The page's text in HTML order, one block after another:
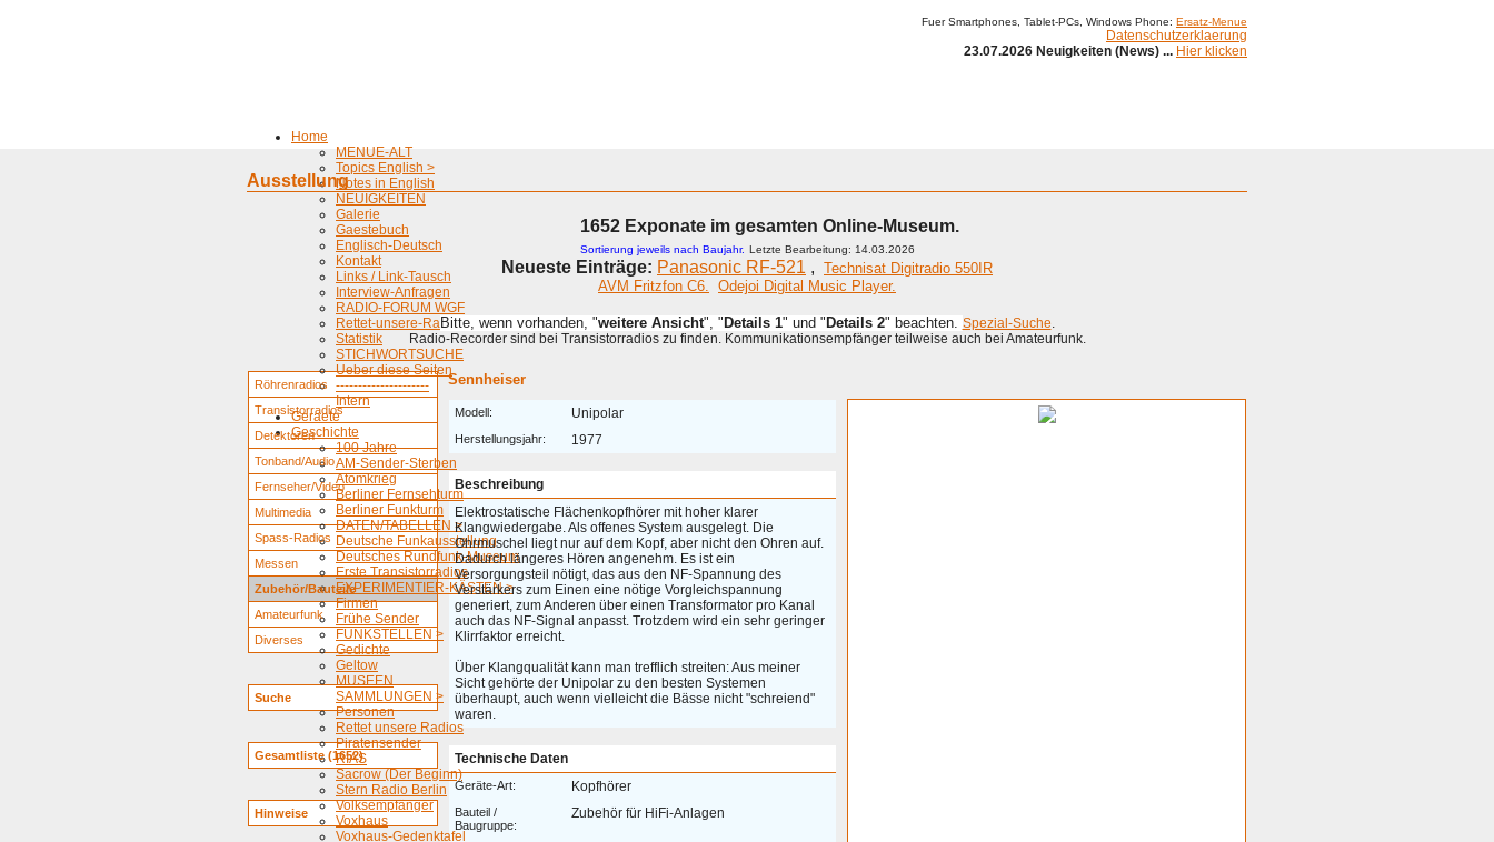
Fuer Smartphones, Tablet-PCs, Windows Phone: Ersatz-Menue
Datenschutzerklaerung
23.07.2026 Neuigkeiten (News) ... Hier klicken
Home
MENUE-ALT
Topics English >
Notes in English
NEUIGKEITEN
Galerie
Gaestebuch
Englisch-Deutsch
Kontakt
Links / Link-Tausch
Interview-Anfragen
RADIO-FORUM WGF
Rettet-unsere-Radios
Statistik
STICHWORTSUCHE
Ueber diese Seiten
---------------------
Intern
Geraete
Geschichte
100 Jahre
AM-Sender-Sterben
Atomkrieg
Berliner Fernsehturm
Berliner Funkturm
DATEN/TABELLEN >
Deutsche Funkausstellung
Deutsches Rundfunk-Museum
Erste Transistorradios
EXPERIMENTIER-KÄSTEN >
Firmen
Frühe Sender
FUNKSTELLEN >
Gedichte
Geltow
MUSEEN
SAMMLUNGEN >
Personen
Rettet unsere Radios
Piratensender
RIAS
Sacrow (Der Beginn)
Stern Radio Berlin
Volksempfänger
Voxhaus
Voxhaus-Gedenktafel
Ausstellung
1652 Exponate im gesamten Online-Museum.
Sortierung jeweils nach Baujahr. Letzte Bearbeitung: 14.03.2026
Neueste Einträge: Panasonic RF-521 , Technisat Digitradio 550IR
AVM Fritzfon C6. Odejoi Digital Music Player.
Bitte, wenn vorhanden, "weitere Ansicht", " Details 1" und " Details 2" beachten. Spezial-Suche.
Radio-Recorder sind bei Transistorradios zu finden. Kommunikationsempfänger teilweise auch bei Amateurfunk.
Röhrenradios
Transistorradios
Detektoren
Tonband/Audio
Fernseher/Video
Multimedia
Spass-Radios
Messen
Zubehör/Bauteile
Amateurfunk
Diverses
Suche
Gesamtliste (1652)
Hinweise
Sennheiser
Modell: Unipolar
Herstellungsjahr: 1977
Beschreibung
Elektrostatische Flächenkopfhörer mit hoher klarer
Klangwiedergabe. Als offenes System ausgelegt. Die
Ohrmuschel liegt nur auf dem Kopf, aber nicht den Ohren auf.
Dadurch längeres Hören angenehm. Es ist ein
Versorgungsteil nötigt, das aus den NF-Spannung des
Verstärkers zum Einen eine nötige Vorgleichspannung
generiert, zum Anderen über einen Transformator pro Kanal
auch das NF-Signal anpasst. Trotzdem wird ein sehr geringer
Klirrfaktor erreicht.
Über Klangqualität kann man trefflich streiten: Aus meiner
Sicht gehörte der Unipolar zu den besten Systemen
überhaupt, auch wenn vielleicht die Bässe nicht "schreiend"
waren.
Technische Daten
Geräte-Art: Kopfhörer
Bauteil /
Baugruppe:
Zubehör für HiFi-Anlagen